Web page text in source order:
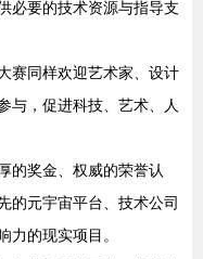
必要的技术资源与指导支
赛同样欢迎艺术家、设计
与，促进科技、艺术、人
的奖金、权威的荣誉认
的元宇宙平台、技术公司
力的现实项目。